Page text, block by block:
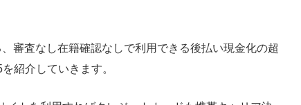
審査なし在籍確認なしで利用できる後払い現金化の超
紹介していきます。